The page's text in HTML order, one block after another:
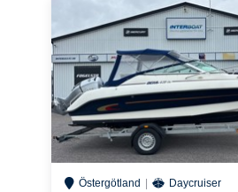
Östergötland Daycruiser